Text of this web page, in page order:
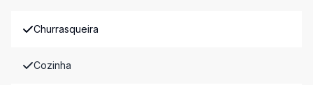
Churrasqueira
Cozinha